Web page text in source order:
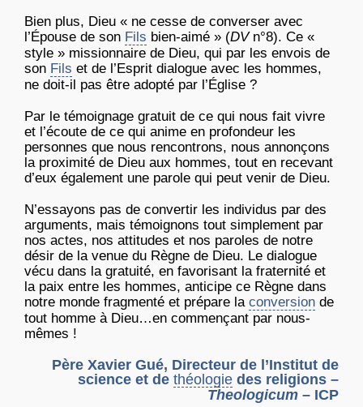
Bien plus, Dieu « ne cesse de converser avec
l’Épouse de son Fils bien-aimé » (DVn°8). Ce «
style » missionnaire de Dieu, qui par les envois de
son Fils et de l’Esprit dialogue avec les hommes,
ne doit-il pas être adopté par l’Église ?
Par le témoignage gratuit de ce qui nous fait vivre
et l’écoute de ce qui anime en profondeur les
personnes que nous rencontrons, nous annonçons
la proximité de Dieu aux hommes, tout en recevant
d’eux également une parole qui peut venir de Dieu.
N’essayons pas de convertir les individus par des
arguments, mais témoignons tout simplement par
nos actes, nos attitudes et nos paroles de notre
désir de la venue du Règne de Dieu. Le dialogue
vécu dans la gratuité, en favorisant la fraternité et
la paix entre les hommes, anticipe ce Règne dans
notre monde fragmenté et prépare la conversion de
tout homme à Dieu…en commençant par nous-
mêmes !
Père Xavier Gué, Directeur de l’Institut de
science et de théologie des religions –
Theologicum – ICP